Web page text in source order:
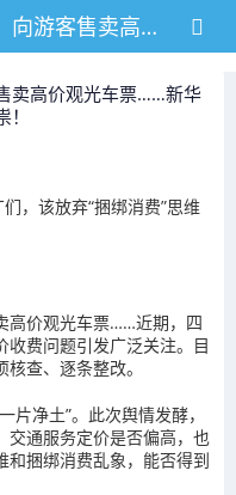
在省道设卡禁行社会车辆、向游客售卖高价观光车票……新华社：稻城亚丁，典型的垄断思维作祟！
卖高价观光车票……新华
，该放弃“捆绑消费”思维
高价观光车票……近期，四
收费问题引发广泛关注。目
查、逐条整改。
片净土”。此次舆情发酵，
交通服务定价是否偏高，也
和捆绑消费乱象，能否得到